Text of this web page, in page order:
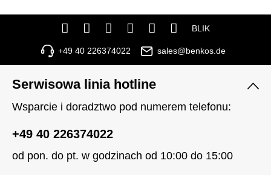
BLIK
+49 40 226374022 sales@benkos.de
Serwisowa linia hotline
Wsparcie i doradztwo pod numerem telefonu:
+49 40 226374022
od pon. do pt. w godzinach od 10:00 do 15:00